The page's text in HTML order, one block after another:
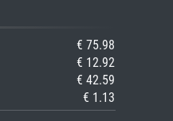
€ 75.98
€ 12.92
€ 42.59
€ 1.13